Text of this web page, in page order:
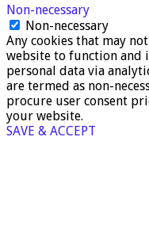
Non-necessary
Non-necessary
Any cookies that may
website to function and
personal data via
are termed as non-
procure user consent
your website.
SAVE & ACCEPT